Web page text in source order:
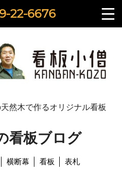
22-6676
然木で作るオリジナル看板
看板ブログ
横断幕 看板 表札